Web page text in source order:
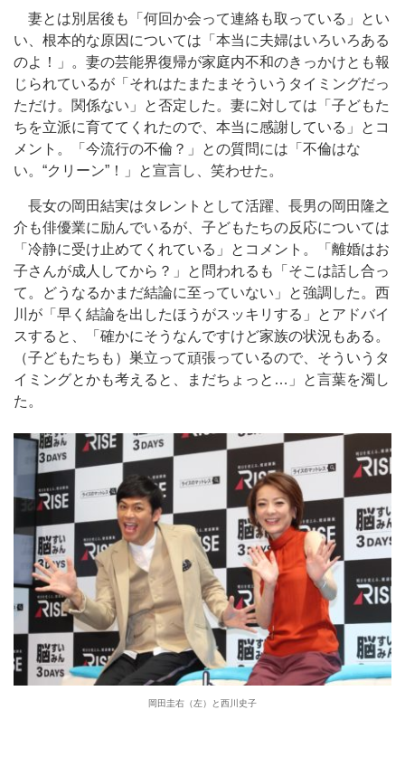
妻とは別居後も「何回か会って連絡も取っている」とい
い、根本的な原因については「本当に夫婦はいろいろある
のよ！」。妻の芸能界復帰が家庭内不和のきっかけとも報
じられているが「それはたまたまそういうタイミングだっ
ただけ。関係ない」と否定した。妻に対しては「子どもた
ちを立派に育ててくれたので、本当に感謝している」とコ
メント。「今流行の不倫？」との質問には「不倫はな
い。“クリーン”！」と宣言し、笑わせた。
長女の岡田結実はタレントとして活躍、長男の岡田隆之
介も俳優業に励んでいるが、子どもたちの反応については
「冷静に受け止めてくれている」とコメント。「離婚はお
子さんが成人してから？」と問われるも「そこは話し合っ
て。どうなるかまだ結論に至っていない」と強調した。西
川が「早く結論を出したほうがスッキリする」とアドバイ
スすると、「確かにそうなんですけど家族の状況もある。
（子どもたちも）巣立って頑張っているので、そういうタ
イミングとかも考えると、まだちょっと…」と言葉を濁し
た。
岡田圭右（左）と西川史子